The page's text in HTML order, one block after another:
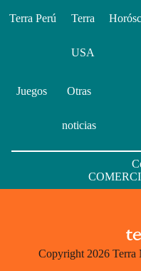
Terra Perú Terra
USA
Juegos Otras
noticias
Copyright 2026